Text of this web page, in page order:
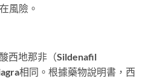
風險。
西地那非（Sildenafil
相同。根據藥物說明書，西